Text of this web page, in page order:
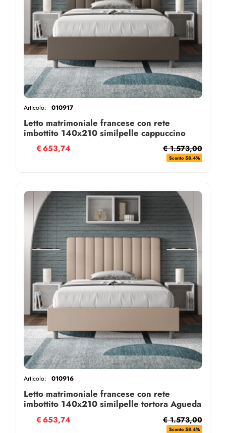
Letto matrimoniale francese con rete
imbottito 140x210 similpelle cappuccino
Agueda
Articolo: 010917
€ 1.573,00
Sconto 58.4%
€653,74
Letto matrimoniale francese con rete
imbottito 140x210 similpelle tortora Agueda
Articolo: 010916
€ 1.573,00
Sconto 58.4%
€653,74